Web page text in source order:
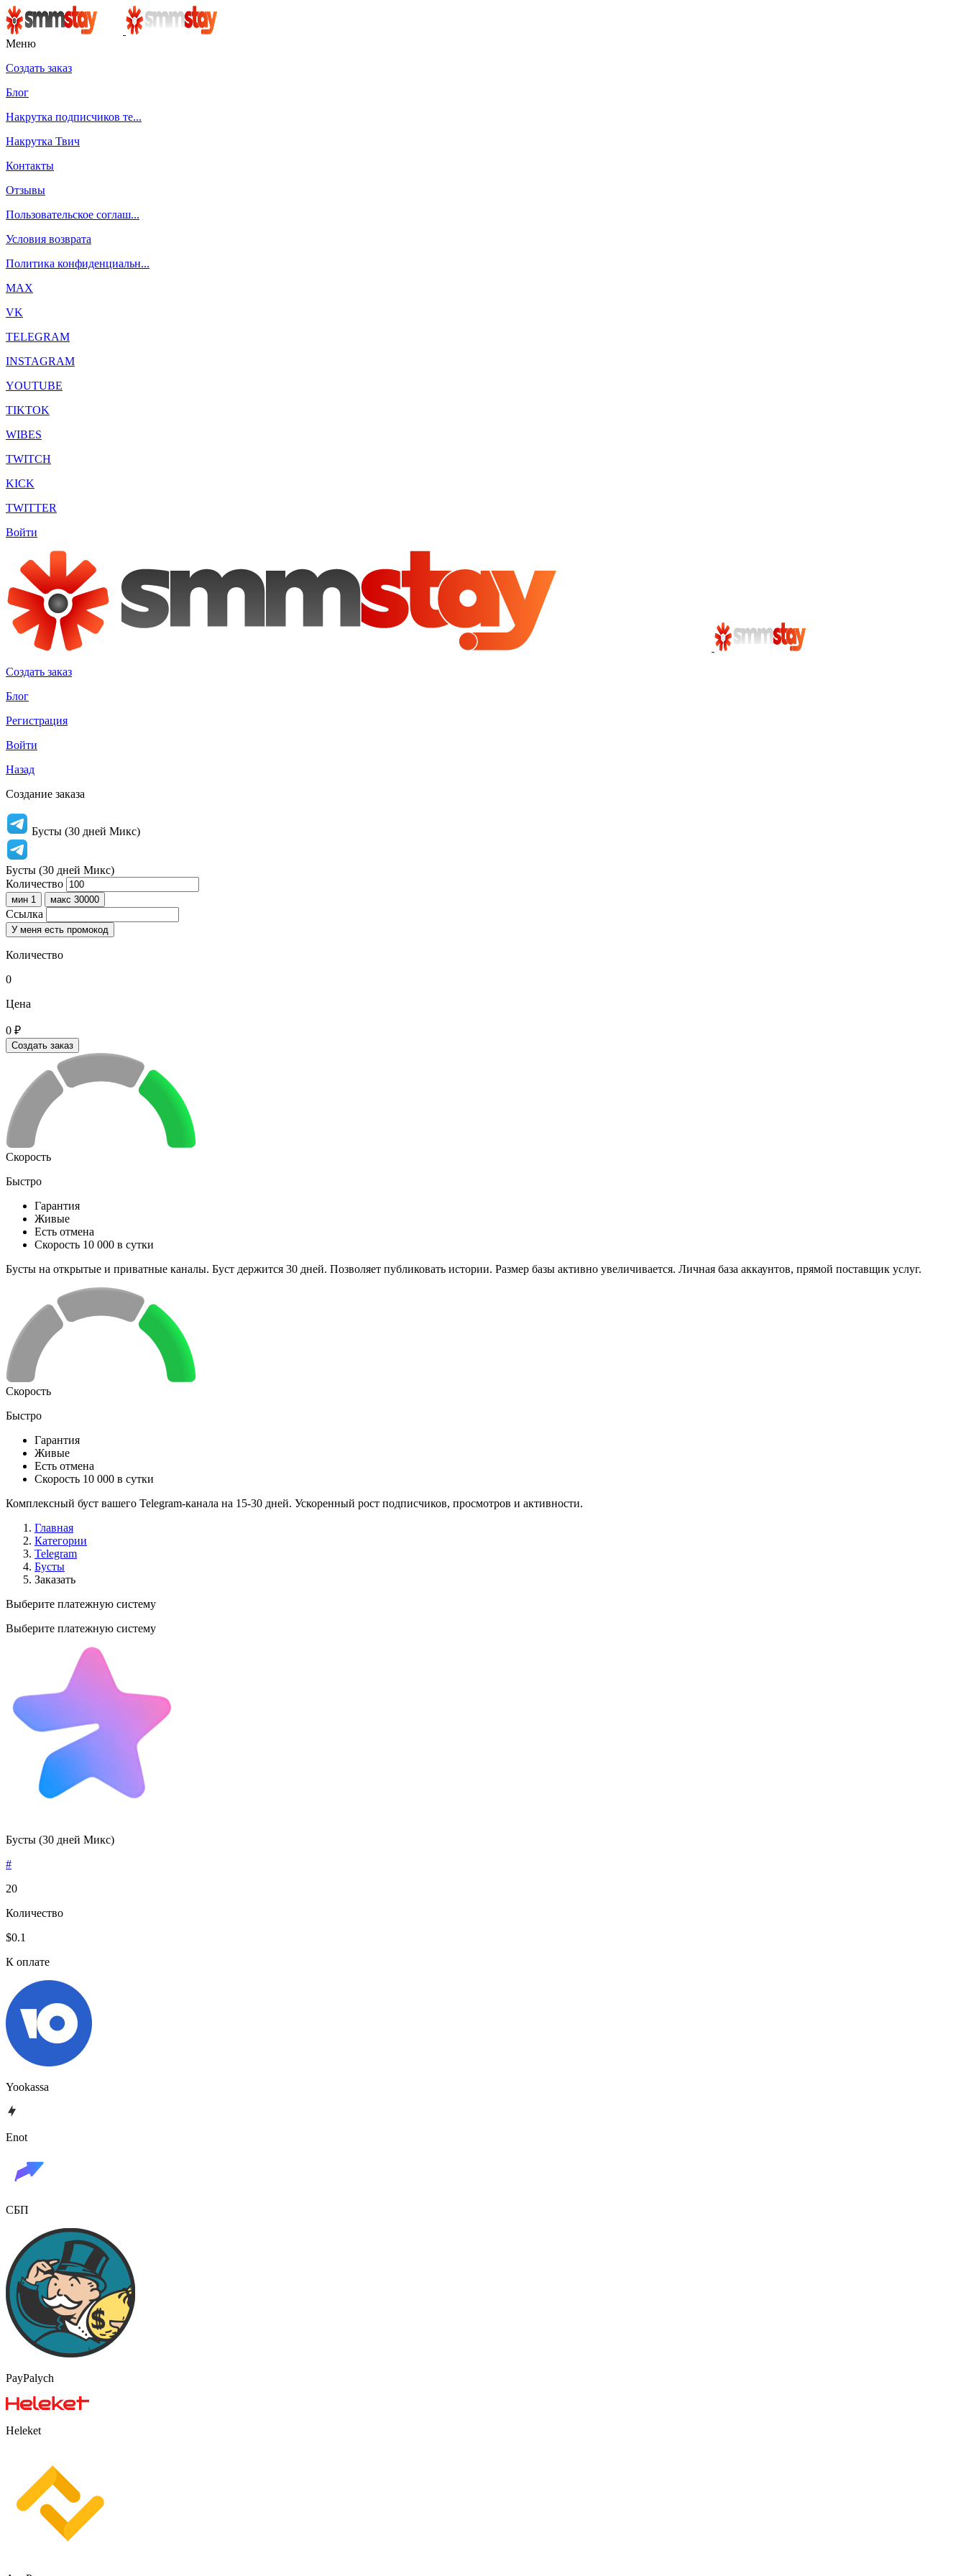
Меню
Создать заказ
Блог
Накрутка подписчиков те...
Накрутка Твич
Контакты
Отзывы
Пользовательское соглаш...
Условия возврата
Политика конфиденциальн...
MAX
VK
TELEGRAM
INSTAGRAM
YOUTUBE
TIKTOK
WIBES
TWITCH
KICK
TWITTER
Войти
Создать заказ
Блог
Регистрация
Войти
Назад
Создание заказа
Бусты (30 дней Микс)
Бусты (30 дней Микс)
Количество
мин 1 макс 30000
Ссылка
У меня есть промокод
Количество
0
Цена
0 ₽
Создать заказ
Скорость
Быстро
Гарантия
Живые
Есть отмена
Скорость 10 000 в сутки
Бусты на открытые и приватные каналы. Буст держится 30 дней. Позволяет публиковать истории. Размер базы активно увеличивается. Личная база аккаунтов, прямой поставщик услуг.
Скорость
Быстро
Гарантия
Живые
Есть отмена
Скорость 10 000 в сутки
Комплексный буст вашего Telegram-канала на 15-30 дней. Ускоренный рост подписчиков, просмотров и активности.
Главная
Категории
Telegram
Бусты
Заказать
Выберите платежную систему
Выберите платежную систему
Бусты (30 дней Микс)
#
20
Количество
$0.1
К оплате
Yookassa
Enot
СБП
PayPalych
Heleket